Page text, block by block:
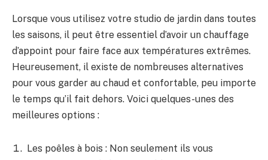
Lorsque vous‌ utilisez votre studio de jardin dans toutes⁤
les saisons, ‍il peut être ⁣essentiel‍ d’avoir un chauffage
⁣d’appoint pour faire face aux températures ⁢extrêmes.
Heureusement, il existe de nombreuses alternatives
pour vous ‍garder au chaud et confortable, peu⁢ importe
le ⁢temps qu’il fait ⁢dehors. Voici quelques-unes des
meilleures ⁣options :
Les poêles à bois ​: Non seulement ils vous